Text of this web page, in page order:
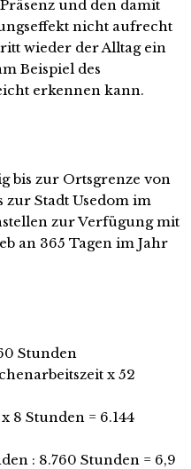
und den damit
nicht aufrecht
wieder der Alltag ein
Beispiel des
erkennen kann.
bis zur Ortsgrenze von
Stadt Usedom im
zur Verfügung mit
an 365 Tagen im Jahr
Stunden
x 52
8 Stunden = 6.144
: 8.760 Stunden = 6,9